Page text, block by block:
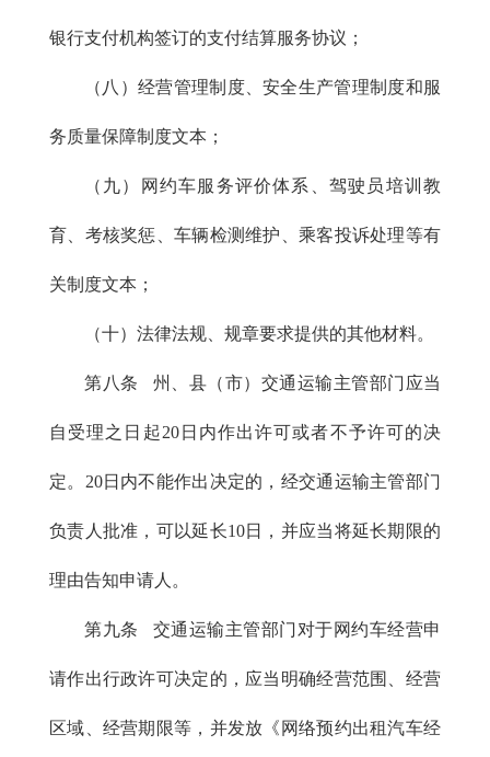
银行支付机构签订的支付结算服务协议；
（八）经营管理制度、安全生产管理制度和服
务质量保障制度文本；
（九）网约车服务评价体系、驾驶员培训教
育、考核奖惩、车辆检测维护、乘客投诉处理等有
关制度文本；
（十）法律法规、规章要求提供的其他材料。
第八条 州、县（市）交通运输主管部门应当
自受理之日起20日内作出许可或者不予许可的决
定。20日内不能作出决定的，经交通运输主管部门
负责人批准，可以延长10日，并应当将延长期限的
理由告知申请人。
第九条 交通运输主管部门对于网约车经营申
请作出行政许可决定的，应当明确经营范围、经营
区域、经营期限等，并发放《网络预约出租汽车经